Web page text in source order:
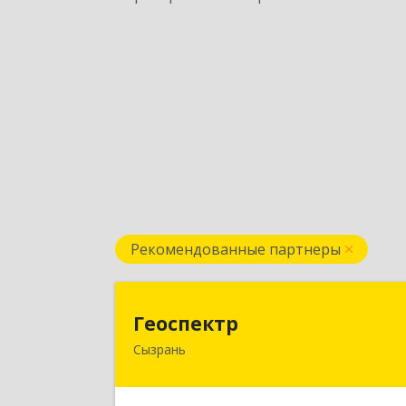
Рекомендованные партнеры
Геоспектр
Сызрань446001, Самарская обл, Сызрань г,